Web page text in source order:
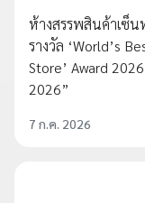
ห้างสรรพสินค้าเซ็น
รางวัล ‘World’s
Store’ Award
2026”
7 ก.ค. 2026